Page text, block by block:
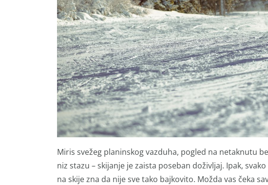
Miris svežeg planinskog vazduha, pogled na netaknutu
niz stazu – skijanje je zaista poseban doživljaj. Ipak,
na skije zna da nije sve tako bajkovito. Možda vas čeka